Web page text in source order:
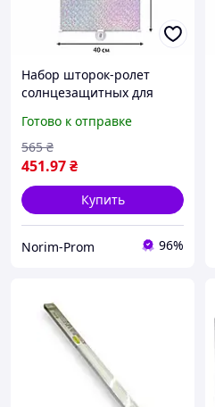
Набор шторок-ролет
солнцезащитных для
RolerProtect 3 шт 40 х 125
см Серебро
Готово к отправке
451.97₴
565 ₴
Купить
Norim-Prom 96%